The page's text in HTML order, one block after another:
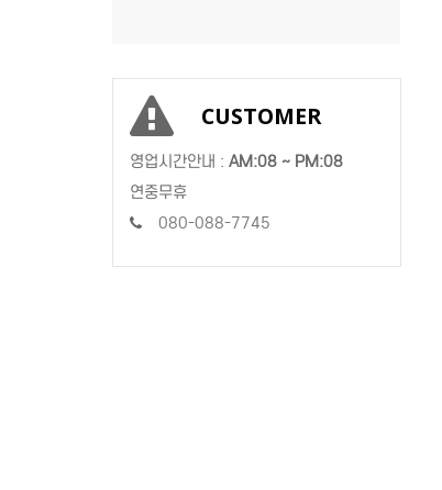
CUSTOMER
영업시간안내 : AM:08 ~ PM:08
연중무휴
080-088-7745